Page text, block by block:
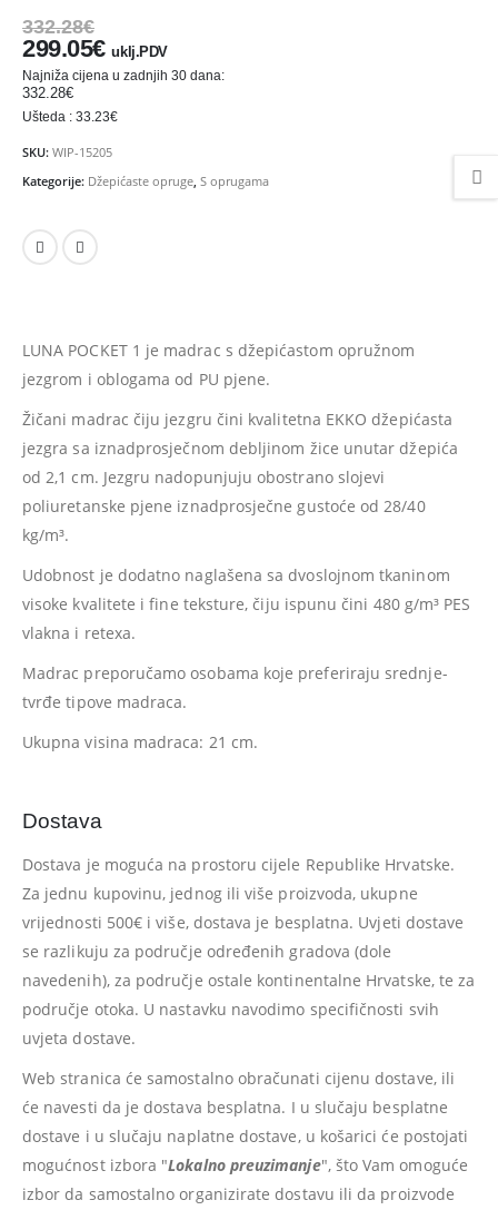
332.28€
299.05€ uklj.PDV
Najniža cijena u zadnjih 30 dana:
332.28€
Ušteda : 33.23€
SKU: WIP-15205
Kategorije: Džepićaste opruge, S oprugama
LUNA POCKET 1 je madrac s džepićastom opružnom
jezgrom i oblogama od PU pjene.
Žičani madrac čiju jezgru čini kvalitetna EKKO džepićasta
jezgra sa iznadprosječnom debljinom žice unutar džepića
od 2,1 cm. Jezgru nadopunjuju obostrano slojevi
poliuretanske pjene iznadprosječne gustoće od 28/40
kg/m³.
Udobnost je dodatno naglašena sa dvoslojnom tkaninom
visoke kvalitete i fine teksture, čiju ispunu čini 480 g/m³ PES
vlakna i retexa.
Madrac preporučamo osobama koje preferiraju srednje-
tvrđe tipove madraca.
Ukupna visina madraca: 21 cm.
Dostava
Dostava je moguća na prostoru cijele Republike Hrvatske.
Za jednu kupovinu, jednog ili više proizvoda, ukupne
vrijednosti 500€ i više, dostava je besplatna. Uvjeti dostave
se razlikuju za područje određenih gradova (dole
navedenih), za područje ostale kontinentalne Hrvatske, te za
područje otoka. U nastavku navodimo specifičnosti svih
uvjeta dostave.
Web stranica će samostalno obračunati cijenu dostave, ili
će navesti da je dostava besplatna. I u slučaju besplatne
dostave i u slučaju naplatne dostave, u košarici će postojati
mogućnost izbora "Lokalno preuzimanje", što Vam omoguće
izbor da samostalno organizirate dostavu ili da proizvode
475.26
Ušteda : 47.53€
Madrac MISTER ELEGANCE 90x210
0 out of 5
435.66€
392.09€
Najniža cijena u zadnjih 30
dana:
Ušteda : 43.57€
356.45€ uklj.PDV
dana:
Ušteda : 39.61€
Najniža cijena u zadnjih
356.45
Ušteda : 39.61€